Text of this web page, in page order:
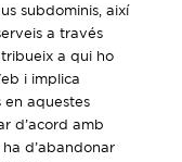
subdominis, així
a través
a qui ho
i implica
en aquestes
d’acord amb
ha d’abandonar